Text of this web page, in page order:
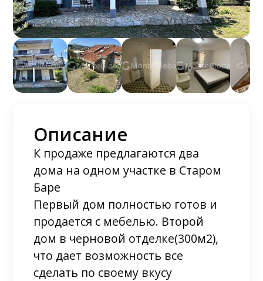
Описание
К продаже предлагаются два
дома на одном участке в Старом
Баре
Первый дом полностью готов и
продается с мебелью. Второй
дом в черновой отделке(300м2),
что дает возможность все
сделать по своему вкусу